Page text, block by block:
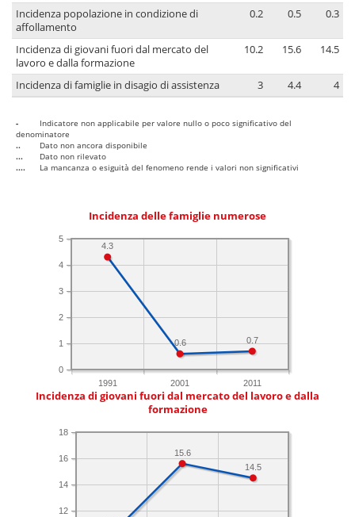
Incidenza popolazione in condizione di
affollamento
0.2 0.5 0.3
Incidenza di giovani fuori dal mercato del
lavoro e dalla formazione
10.2 15.6 14.5
Incidenza di famiglie in disagio di assistenza 3 4.4 4
-
Indicatore non applicabile per valore nullo o poco significativo del
denominatore
..
Dato non ancora disponibile
...
Dato non rilevato
....
La mancanza o esiguità del fenomeno rende i valori non significativi
Incidenza delle famiglie numerose
1991 2001 2011
0
1
2
3
4
5
0.7
0.6
4.3
Incidenza di giovani fuori dal mercato del lavoro e dalla
formazione
12
14
16
18
14.5
15.6